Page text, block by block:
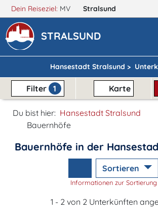
Dein Reiseziel: MV Stralsund
STRALSUND
Hansestadt Stralsund >
Filter 1 Karte
Du bist hier: Hansestadt Stralsund
Bauernhöfe
Bauernhöfe in der
Sortieren
Informationen zur Sortierung
1 - 2 von 2 Unterkünften